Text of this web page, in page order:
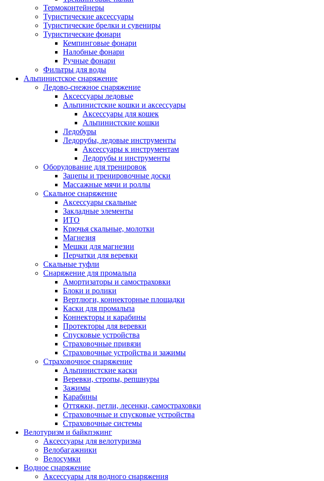
Термоконтейнеры
Туристические аксессуары
Туристические брелки и сувениры
Туристические фонари
Кемпинговые фонари
Налобные фонари
Ручные фонари
Фильтры для воды
Альпинистское снаряжение
Ледово-снежное снаряжение
Аксессуары ледовые
Альпинистские кошки и аксессуары
Аксессуары для кошек
Альпинистские кошки
Ледобуры
Ледорубы, ледовые инструменты
Аксессуары к инструментам
Ледорубы и инструменты
Оборудование для тренировок
Зацепы и тренировочные доски
Массажные мячи и роллы
Скальное снаряжение
Аксессуары скальные
Закладные элементы
ИТО
Крючья скальные, молотки
Магнезия
Мешки для магнезии
Перчатки для веревки
Скальные туфли
Снаряжение для промальпа
Амортизаторы и самостраховки
Блоки и ролики
Вертлюги, коннекторные площадки
Каски для промальпа
Коннекторы и карабины
Протекторы для веревки
Спусковые устройства
Страховочные привязи
Страховочные устройства и зажимы
Страховочное снаряжение
Альпинистские каски
Веревки, стропы, репшнуры
Зажимы
Карабины
Оттяжки, петли, лесенки, самостраховки
Страховочные и спусковые устройства
Страховочные системы
Велотуризм и байкпэкинг
Аксессуары для велотуризма
Велобагажники
Велосумки
Водное снаряжение
Аксессуары для водного снаряжения